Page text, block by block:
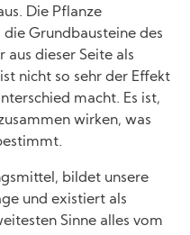
Die Pflanze
Grundbausteine des
aus dieser Seite als
nicht so sehr der Effekt
macht. Es ist,
wirken, was
bildet unsere
und existiert als
Sinne alles vom